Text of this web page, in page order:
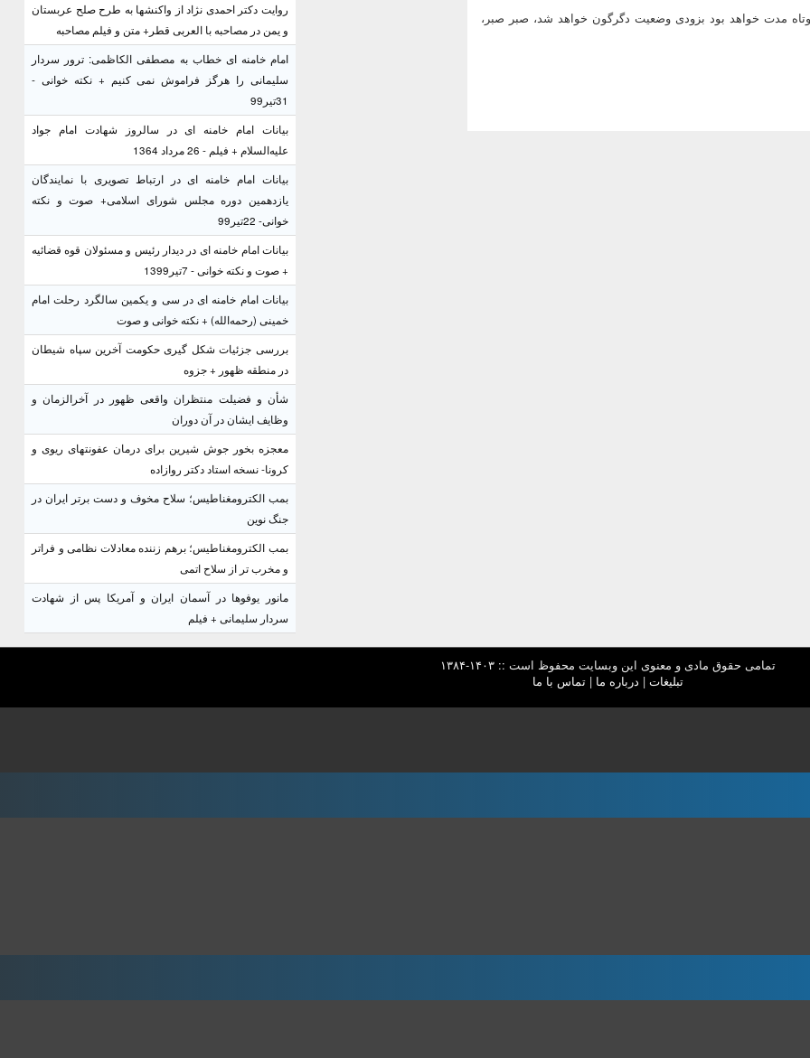
مدت خواهد بود بزودی وضعیت دگرگون خواهد شد، صبر صبر،
روایت دکتر احمدی نژاد از واکنشها به طرح صلح عربستان
و یمن در مصاحبه با العربی قطر+ متن و فیلم مصاحبه
امام خامنه ای خطاب به مصطفی الکاظمی: ترور سردار
سلیمانی را هرگز فراموش نمی کنیم + نکته خوانی -
31تیر99
بیانات امام خامنه ای در سالروز شهادت امام جواد
علیه‌السلام + فیلم - 26 مرداد 1364
بیانات امام خامنه ای در ارتباط تصویری با نمایندگان
یازدهمین دوره مجلس شورای اسلامی+ صوت و نکته
خوانی- 22تیر99
بیانات امام خامنه ای در دیدار رئیس و مسئولان قوه قضائیه
+ صوت و نکته خوانی - 7تیر1399
بیانات امام خامنه ای در سی و یکمین سالگرد رحلت امام
خمینی (رحمه‌الله) + نکته خوانی و صوت
بررسی جزئیات شکل گیری حکومت آخرین سپاه شیطان
در منطقه ظهور + جزوه
شأن و فضیلت منتظران واقعی ظهور در آخرالزمان و
وظایف ایشان در آن دوران
معجزه بخور جوش شیرین برای درمان عفونتهای ریوی و
کرونا- نسخه استاد دکتر روازاده
بمب الکترومغناطیس؛ سلاح مخوف و دست برتر ایران در
جنگ نوین
بمب الکترومغناطیس؛ برهم زننده معادلات نظامی و فراتر
و مخرب تر از سلاح اتمی
مانور یوفوها در آسمان ایران و آمریکا پس از شهادت
سردار سلیمانی + فیلم
تمامی حقوق مادی و معنوی این وبسایت محفوظ است :: ۱۴۰۳-۱۳۸۴
تبلیغات | درباره ما |تماس با ما